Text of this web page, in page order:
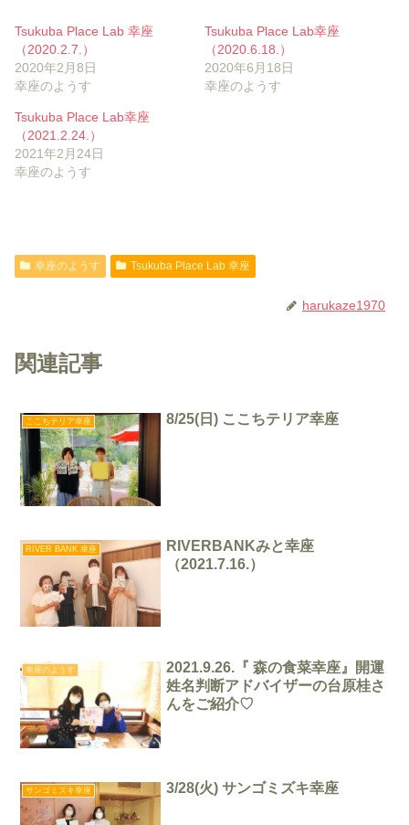
Tsukuba Place Lab 幸座
（2020.2.7.）
2020年2月8日
幸座のようす
Tsukuba Place Lab幸座
（2020.6.18.）
2020年6月18日
幸座のようす
Tsukuba Place Lab幸座
（2021.2.24.）
2021年2月24日
幸座のようす
幸座のようす Tsukuba Place Lab 幸座
harukaze1970
関連記事
ここちテリア幸座 8/25(日) ここちテリア幸座
RIVER BANK 幸座
RIVERBANKみと幸座
（2021.7.16.）
幸座のようす
2021.9.26.『 森の食菜幸座』開運
姓名判断アドバイザーの台原桂さ
んをご紹介♡
サンゴミズキ幸座 3/28(火) サンゴミズキ幸座